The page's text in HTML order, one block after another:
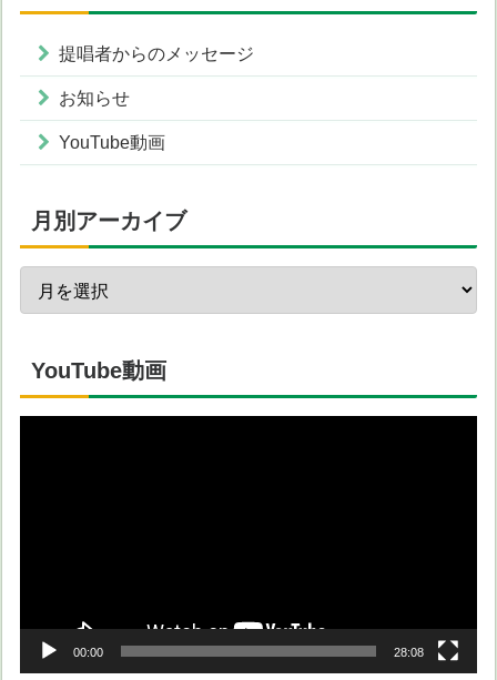
提唱者からのメッセージ
お知らせ
YouTube動画
月別アーカイブ
YouTube動画
00:00 28:08